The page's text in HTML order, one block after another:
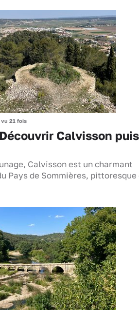
vu 21 fois
Calvisson
Calvisson est un charmant
Pays de Sommières, pittoresque